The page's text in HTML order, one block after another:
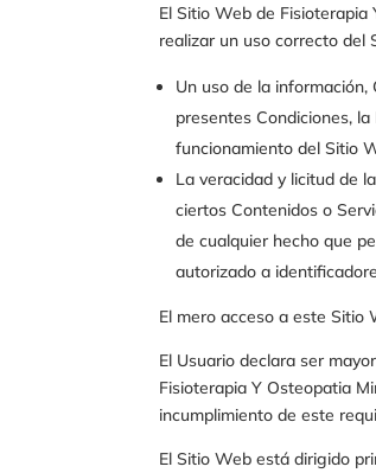
El Sitio Web de Fisioterapia
realizar un uso correcto del
Un uso de la
presentes Condiciones,
funcionamiento del Sitio
La veracidad y licitud de
ciertos Contenidos o
de cualquier hecho que
autorizado a
El mero acceso a este Sitio
El Usuario declara ser
Fisioterapia Y Osteopatia
incumplimiento de este
El Sitio Web está dirigido